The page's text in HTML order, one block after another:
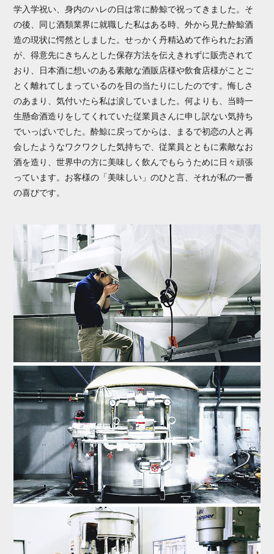
学入学祝い、身内のハレの日は常に酔鯨で祝ってきました。そ
の後、同じ酒類業界に就職した私はある時、外から見た酔鯨酒
造の現状に愕然としました。せっかく丹精込めて作られたお酒
が、得意先にきちんとした保存方法を伝えきれずに販売されて
おり、日本酒に想いのある素敵な酒販店様や飲食店様がことご
とく離れてしまっているのを目の当たりにしたのです。悔しさ
のあまり、気付いたら私は涙していました。何よりも、当時一
生懸命酒造りをしてくれていた従業員さんに申し訳ない気持ち
でいっぱいでした。酔鯨に戻ってからは、まるで初恋の人と再
会したようなワクワクした気持ちで、従業員とともに素敵なお
酒を造り、世界中の方に美味しく飲んでもらうために日々頑張
っています。お客様の「美味しい」のひと言、それが私の一番
の喜びです。